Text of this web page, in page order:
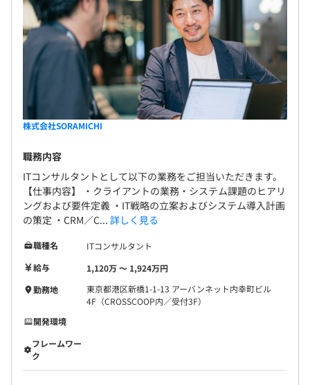
株式会社SORAMICHI
職務内容
ITコンサルタントとして以下の業務をご担当いただきます。
【仕事内容】 ・クライアントの業務・システム課題のヒアリ
ングおよび要件定義 ・IT戦略の立案およびシステム導入計画
の策定 ・CRM／C... 詳しく見る
職種名
ITコンサルタント
給与
1,120万 〜 1,924万円
勤務地
東京都港区新橋1-1-13 アーバンネット内幸町ビル
4F（CROSSCOOP内／受付3F）
開発環境
フレームワー
ク